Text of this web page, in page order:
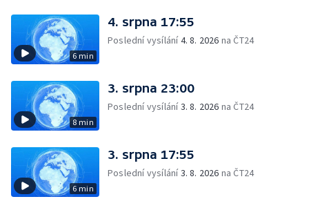
6 min
4. srpna 17:55
Poslední vysílání4. 8. 2026 na ČT24
8 min
3. srpna 23:00
Poslední vysílání3. 8. 2026 na ČT24
6 min
3. srpna 17:55
Poslední vysílání3. 8. 2026 na ČT24